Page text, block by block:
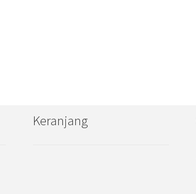
Keranjang